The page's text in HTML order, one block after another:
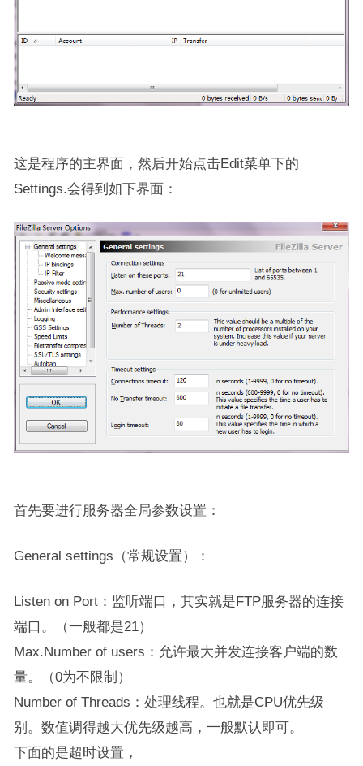
这是程序的主界面，然后开始点击Edit菜单下的
Settings.会得到如下界面：
首先要进行服务器全局参数设置：
General settings（常规设置）：
Listen on Port：监听端口，其实就是FTP服务器的连接
端口。（一般都是21）
Max.Number of users：允许最大并发连接客户端的数
量。（0为不限制）
Number of Threads：处理线程。也就是CPU优先级
别。数值调得越大优先级越高，一般默认即可。
下面的是超时设置，